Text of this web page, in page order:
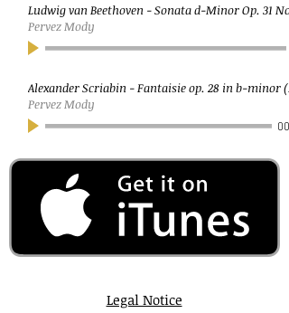
Ludwig van Beethoven - Sonata d-Minor Op. 31
Pervez Mody
Alexander Scriabin - Fantaisie op. 28 in b-minor
Pervez Mody
Legal Notice